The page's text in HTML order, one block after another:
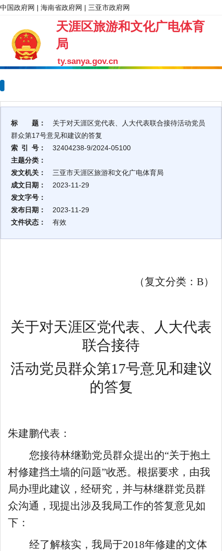
中国政府网 | 海南省政府网 | 三亚市政府网
天涯区旅游和文化广电体育
局
ty.sanya.gov.cn
标 题：
关于对天涯区党代表、人大代表联合接待活动党员
群众第17号意见和建议的答复
索 引 号：
32404238-9/2024-05100
主题分类：
发文机关：
三亚市天涯区旅游和文化广电体育局
成文日期：
2023-11-29
发文字号：
发布日期：
2023-11-29
文件状态：
有效
（复文分类 ： B）
关于对天涯区党代表、人大代表
联合接待
活动党员群众第17号意见和建议
的答复
朱建鹏代表 ：
您接待林继勤党员群众提出的“关于抱土
村修建挡土墙的问题”收悉。根据要求，由我
局办理此建议，经研究，并与林继群党员群
众沟通，现提出涉及我局工作的答复意见如
下：
经了解核实 ， 我局于2018年修建的文体